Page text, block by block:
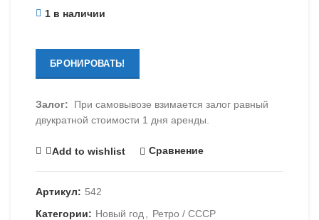
1 в наличии
БРОНИРОВАТЬ!
Залог: При самовывозе взимается залог равный
двукратной стоимости 1 дня аренды.
Add to wishlist Сравнение
Артикул: 542
Категории: Новый год
Ретро / СССР